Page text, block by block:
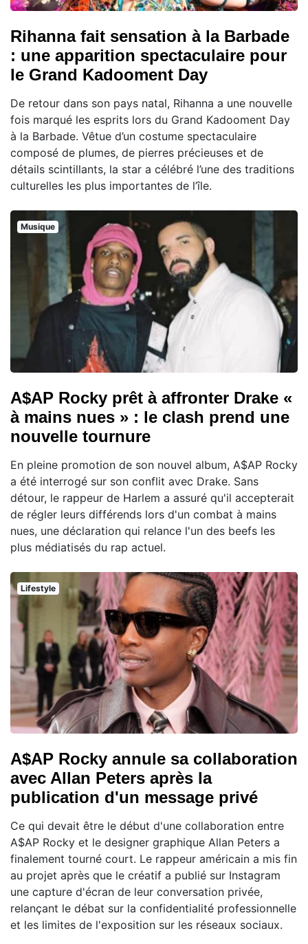
Rihanna fait sensation à la Barbade
: une apparition spectaculaire pour
le Grand Kadooment Day
De retour dans son pays natal, Rihanna a une nouvelle
fois marqué les esprits lors du Grand Kadooment Day
à la Barbade. Vêtue d’un costume spectaculaire
composé de plumes, de pierres précieuses et de
détails scintillants, la star a célébré l’une des traditions
culturelles les plus importantes de l’île.
Musique
A$AP Rocky prêt à affronter Drake «
à mains nues » : le clash prend une
nouvelle tournure
En pleine promotion de son nouvel album, A$AP Rocky
a été interrogé sur son conflit avec Drake. Sans
détour, le rappeur de Harlem a assuré qu'il accepterait
de régler leurs différends lors d'un combat à mains
nues, une déclaration qui relance l'un des beefs les
plus médiatisés du rap actuel.
Lifestyle
A$AP Rocky annule sa collaboration
avec Allan Peters après la
publication d'un message privé
Ce qui devait être le début d'une collaboration entre
A$AP Rocky et le designer graphique Allan Peters a
finalement tourné court. Le rappeur américain a mis fin
au projet après que le créatif a publié sur Instagram
une capture d'écran de leur conversation privée,
relançant le débat sur la confidentialité professionnelle
et les limites de l'exposition sur les réseaux sociaux.